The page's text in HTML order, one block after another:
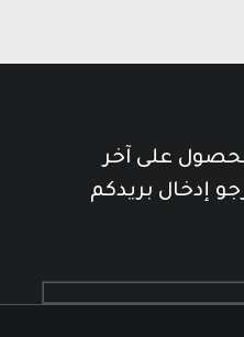
خلال
على آخر
إدخال بريدكم